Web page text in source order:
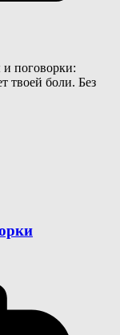
поговорки:
твоей боли. Без